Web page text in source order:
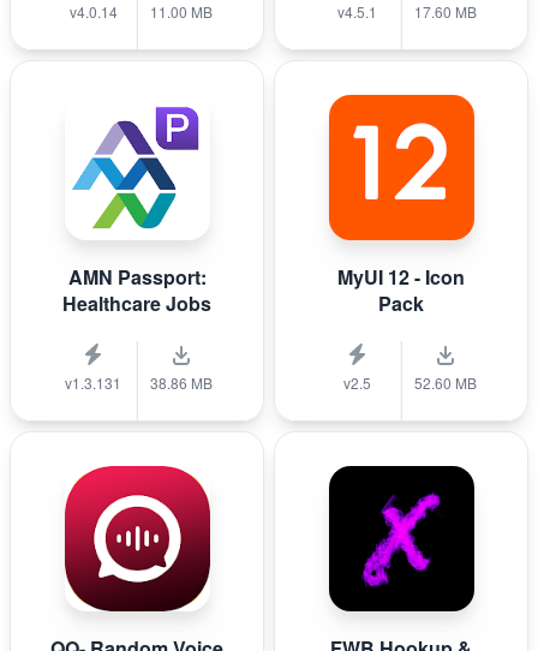
v4.0.14 11.00 MB v4.5.1 17.60 MB
AMN Passport:
Healthcare Jobs
v1.3.131 38.86 MB
MyUI 12 - Icon
Pack
v2.5 52.60 MB